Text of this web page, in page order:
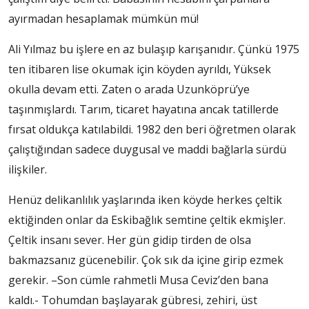
ayırmadan hesaplamak mümkün mü!
Ali Yılmaz bu işlere en az bulaşıp karışanıdır. Çünkü 1975
ten itibaren lise okumak için köyden ayrıldı, Yüksek
okulla devam etti. Zaten o arada Uzunköprü’ye
taşınmışlardı. Tarım, ticaret hayatına ancak tatillerde
fırsat oldukça katılabildi. 1982 den beri öğretmen olarak
çalıştığından sadece duygusal ve maddi bağlarla sürdü
ilişkiler.
Henüz delikanlılık yaşlarında iken köyde herkes çeltik
ektiğinden onlar da Eskibağlık semtine çeltik ekmişler.
Çeltik insanı sever. Her gün gidip tirden de olsa
bakmazsanız gücenebilir. Çok sık da içine girip ezmek
gerekir. –Son cümle rahmetli Musa Ceviz’den bana
kaldı.- Tohumdan başlayarak gübresi, zehiri, üst